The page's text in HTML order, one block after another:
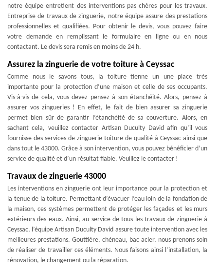
notre équipe entretient des interventions pas chères pour les travaux.
Entreprise de travaux de zinguerie, notre équipe assure des prestations
professionnelles et qualifiées. Pour obtenir le devis, vous pouvez faire
votre demande en remplissant le formulaire en ligne ou en nous
contactant. Le devis sera remis en moins de 24 h.
Assurez la zinguerie de votre toiture à Ceyssac
Comme nous le savons tous, la toiture tienne un une place très
importante pour la protection d’une maison et celle de ses occupants.
Vis-à-vis de cela, vous devez pensez à son étanchéité. Alors, pensez à
assurer vos zingueries ! En effet, le fait de bien assurer sa zinguerie
permet bien sûr de garantir l’étanchéité de sa couverture. Alors, en
sachant cela, veuillez contacter Artisan Duculty David afin qu’il vous
fournisse des services de zinguerie toiture de qualité à Ceyssac ainsi que
dans tout le 43000. Grâce à son intervention, vous pouvez bénéficier d’un
service de qualité et d’un résultat fiable. Veuillez le contacter !
Travaux de zinguerie 43000
Les interventions en zinguerie ont leur importance pour la protection et
la tenue de la toiture. Permettant d’évacuer l’eau loin de la fondation de
la maison, ces systèmes permettent de protéger les façades et les murs
extérieurs des eaux. Ainsi, au service de tous les travaux de zinguerie à
Ceyssac, l’équipe Artisan Duculty David assure toute intervention avec les
meilleures prestations. Gouttière, chéneau, bac acier, nous prenons soin
de réaliser de travailler ces éléments. Nous faisons ainsi l’installation, la
rénovation, le changement ou la réparation.